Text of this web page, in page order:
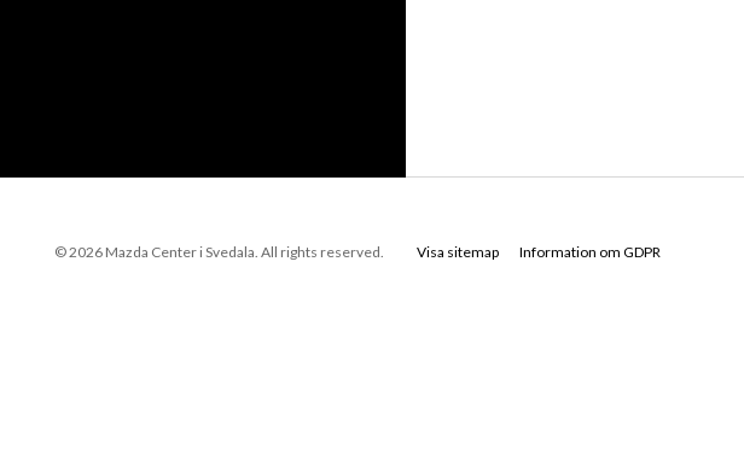
© 2026 Mazda Center i Svedala. All rights reserved. Visa sitemap Information om GDPR